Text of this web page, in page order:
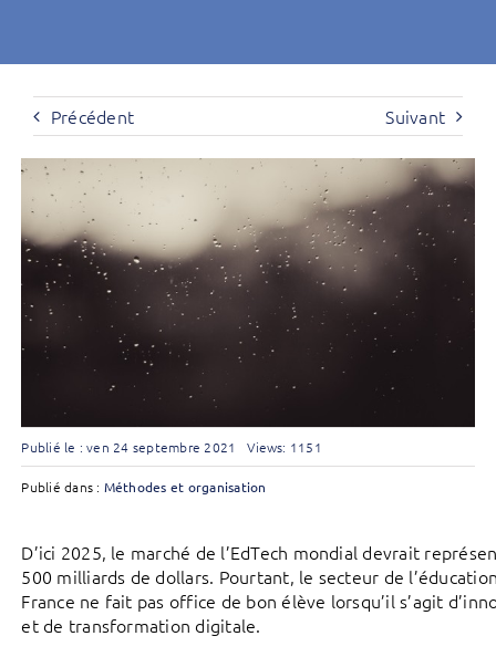
Précédent Suivant
Publié le : ven 24 septembre 2021 Views: 1151
Publié dans : Méthodes et organisation
D’ici 2025, le marché de l’EdTech mondial devrait
500 milliards de dollars. Pourtant, le secteur de
France ne fait pas office de bon élève lorsqu’il s’agit
et de transformation digitale.